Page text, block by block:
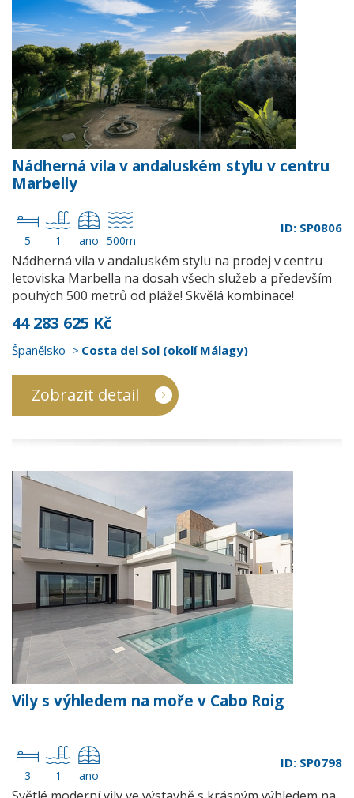
Nádherná vila v andaluském stylu v centru
Marbelly
5 1 ano 500m
ID: SP0806
Nádherná vila v andaluském stylu na prodej v centru
letoviska Marbella na dosah všech služeb a především
pouhých 500 metrů od pláže! Skvělá kombinace!
44 283 625 Kč
Španělsko Costa del Sol (okolí Málagy)
Zobrazit detail
Vily s výhledem na moře v Cabo Roig
3 1 ano
ID: SP0798